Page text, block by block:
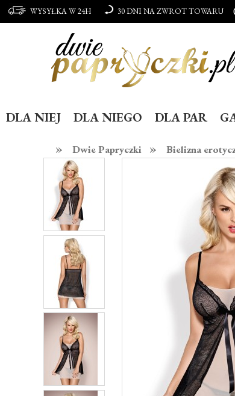
DLA NIEJ DLA NIEGO DLA PAR
»
Dwie Papryczki » Bielizna
WYSYŁKA W 24H 30 DNI NA ZWROT TOWARU